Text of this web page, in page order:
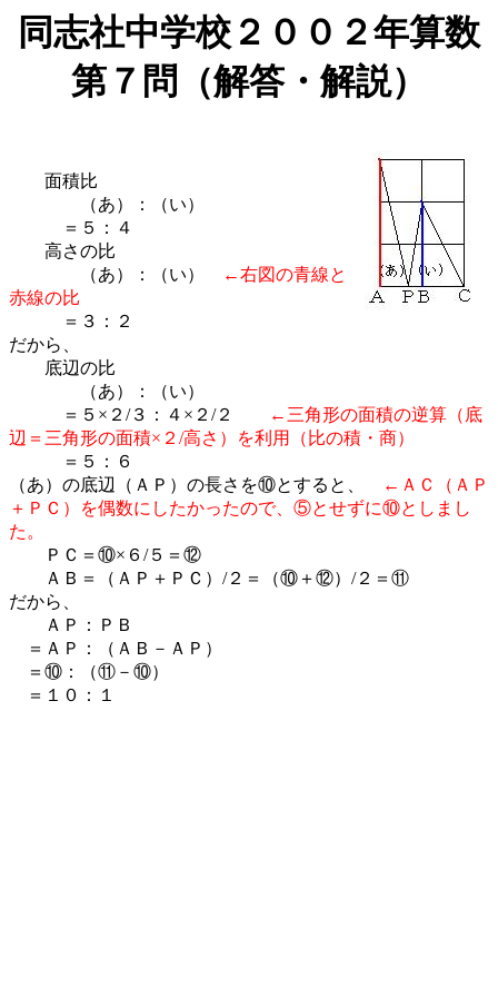
同志社中学校２００２年算数
第７問（解答・解説）
面積比
（あ）：（い）
＝５：４
高さの比
（あ）：（い）
←右図の青線と
赤線の比
＝３：２
だから、
底辺の比
（あ）：（い）
＝５×２/３：４×２/２
←三角形の面積の逆算（底
辺＝三角形の面積×２/高さ）を利用（比の積・商）
＝５：６
（あ）の底辺（ＡＰ）の長さを⑩とすると、
←ＡＣ（ＡＰ
＋ＰＣ）を偶数にしたかったので、⑤とせずに⑩としまし
た。
ＰＣ＝⑩×６/５＝⑫
ＡＢ＝（ＡＰ＋ＰＣ）/２＝（⑩＋⑫）/２＝⑪
だから、
ＡＰ：ＰＢ
＝ＡＰ：（ＡＢ－ＡＰ）
＝⑩：（⑪－⑩）
＝１０：１